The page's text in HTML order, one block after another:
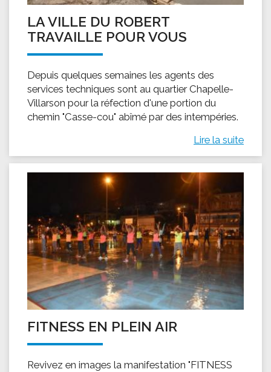
LA VILLE DU ROBERT
TRAVAILLE POUR VOUS
Depuis quelques semaines les agents des
services techniques sont au quartier Chapelle-
Villarson pour la réfection d'une portion du
chemin "Casse-cou" abîmé par des intempéries.
Lire la suite
FITNESS EN PLEIN AIR
Revivez en images la manifestation "FITNESS